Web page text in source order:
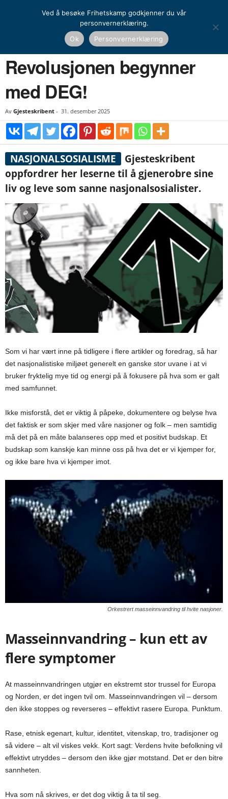
Verdensanskuelse Nasjonalsosialisme Revolusjonen begynner med DEG!
VERDENSANSKUELSE NASJONALSOSIALISME
Revolusjonen begynner
med DEG!
Av Gjesteskribent - 31. desember 2025
NASJONALSOSIALISME
Gjesteskribent
oppfordrer her leserne til å gjenerobre sine
liv og leve som sanne nasjonalsosialister.
Som vi har vært inne på tidligere i flere artikler og foredrag, så har
det nasjonalistiske miljøet generelt en ganske stor uvane i at vi
bruker fryktelig mye tid og energi på å fokusere på hva som er galt
med samfunnet.
Ikke misforstå, det er viktig å påpeke, dokumentere og belyse hva
det faktisk er som skjer med våre nasjoner og folk – men samtidig
må det på en måte balanseres opp med et positivt budskap. Et
budskap som kanskje kan minne oss på hva det er vi kjemper for,
og ikke bare hva vi kjemper imot.
Orkestrert masseinnvandring til hvite nasjoner.
Masseinnvandring – kun ett av
flere symptomer
At masseinnvandringen utgjør en ekstremt stor trussel for Europa
og Norden, er det ingen tvil om. Masseinnvandringen vil – dersom
den ikke stoppes og reverseres – effektivt rasere Europa. Punktum.
Rase, etnisk egenart, kultur, identitet, vitenskap, tro, tradisjoner og
så videre – alt vil viskes vekk. Kort sagt: Verdens hvite befolkning vil
effektivt utryddes – dersom den ikke gjør motstand. Det er den bitre
sannheten.
Hva som nå skrives, er det dog viktig å ta til seg.
Ved å besøke Frihetskamp godkjenner du vår
personvernerklæring.
Ok
Personvernerklæring